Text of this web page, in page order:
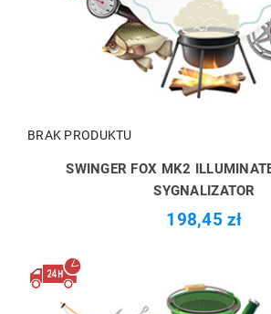
BRAK PRODUKTU
SWINGER FOX MK2
SYGNALIZATOR
198,45 zł